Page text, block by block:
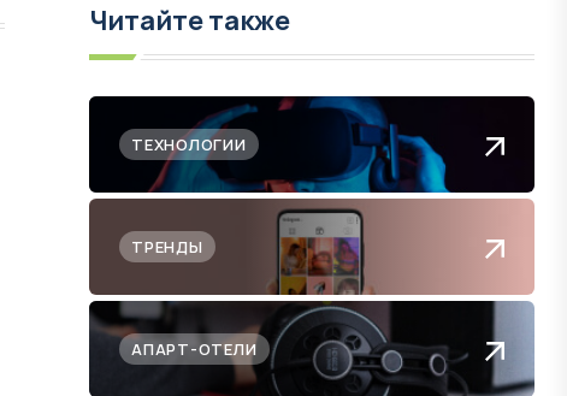
Читайте также
ТЕХНОЛОГИИ
ТРЕНДЫ
АПАРТ-ОТЕЛИ